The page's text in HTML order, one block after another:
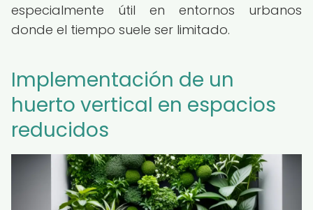
especialmente útil en entornos urbanos
donde el tiempo suele ser limitado.
Implementación de un
huerto vertical en espacios
reducidos